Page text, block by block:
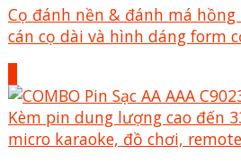
Cọ đánh nền & đánh má
cán cọ dài và hình dáng form